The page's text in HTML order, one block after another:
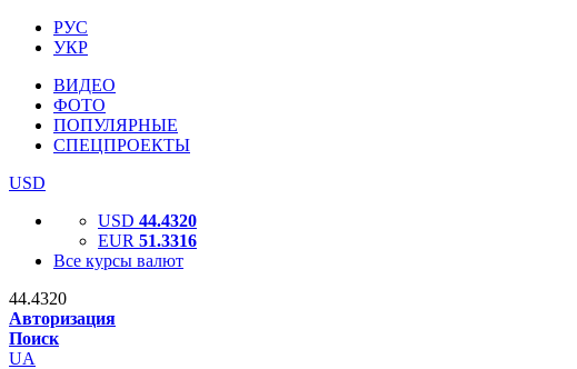
РУС
УКР
ВИДЕО
ФОТО
ПОПУЛЯРНЫЕ
СПЕЦПРОЕКТЫ
USD
USD 44.4320
EUR 51.3316
Все курсы валют
44.4320
Авторизация
Поиск
UA